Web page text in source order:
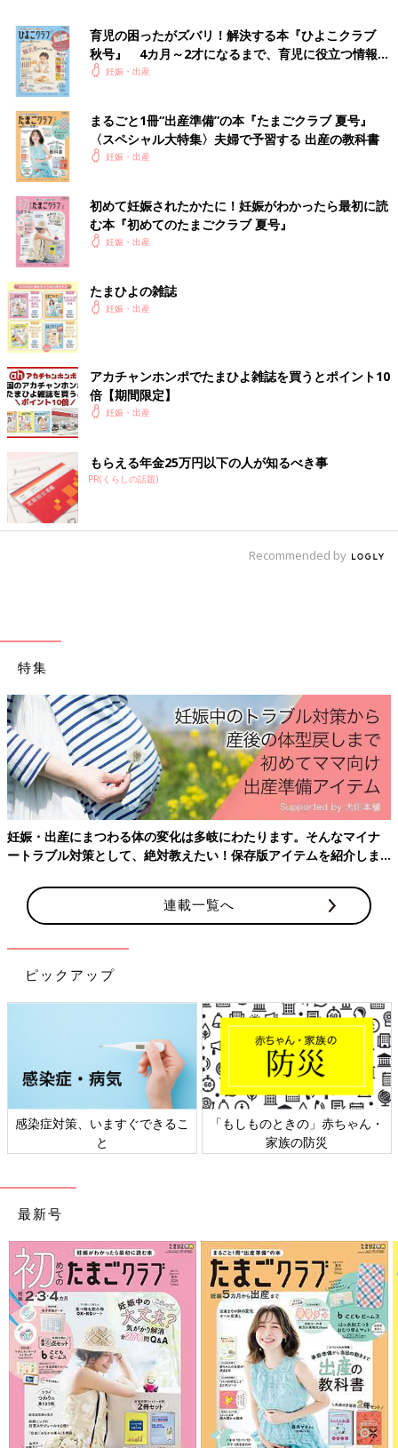
一方の切迫流産は、出血や腹痛などの自覚症状はあっても、超音
波検査で胎児心拍が確認でき、妊娠は継続している状態です。
切迫流産の原因はなに？
切迫流産も、妊娠12週未満を「早期切迫流産」、それ以降を「後
期切迫流産」と分けます。早期切迫流産の場合は、原因が特定で
宮頸管の長さが十分であれば、安静に過ごすうちに症状が治まる
ことが多いでしょう。一方、後期切迫流産は、子宮の異常や感染
症などが主な原因です。
切迫流産と診断されたらどうする？
切迫流産と診断されたら、安静にすることが大切です。自宅安静
の指示が出たら、基本的に外出はせず、ラクな姿勢でゆったり過
ごしましょう。「簡単な家事ならOK」「入浴は避ける」など、
安静の度合いは症状によって変わるので、医師に確認を。
ただし、一時的な出血がある場合は、できるだけ横になって休み
ましょう。また、切迫流産の原因が感染症など明確な場合は、安
静にするだけでなく、病状に応じた治療を行います。
監修／藤井知行先生
精卵に異常があったことが原因で、だれの責任でもありません。
●記事の内容は2023年11月の情報で、現在と異なる場合がありま
す。
『初めてのたまごクラブ』最新号はこちら！
Amazonで購入する（送料無料）
育児の困ったがズバリ！解決する本『ひよこクラブ
秋号』 4カ月～2才になるまで、育児に役立つ情報が
いっぱい！
妊娠・出産
まるごと1冊“出産準備”の本『たまごクラブ 夏号』
〈スペシャル大特集〉夫婦で予習する 出産の教科書
妊娠・出産
初めて妊娠されたかたに！妊娠がわかったら最初に読
む本『初めてのたまごクラブ 夏号』
妊娠・出産
たまひよの雑誌
妊娠・出産
アカチャンホンポでたまひよ雑誌を買うとポイント10
倍【期間限定】
妊娠・出産
もらえる年金25万円以下の人が知るべき事
PR(くらしの話題)
Recommended by
特集
妊娠・出産にまつわる体の変化は多岐にわたります。そんなマイナ
ートラブル対策として、絶対教えたい！保存版アイテムを紹介しま
連載一覧へ
ピックアップ
感染症対策、いますぐできるこ
と
「もしものときの」赤ちゃん・
家族の防災
最新号